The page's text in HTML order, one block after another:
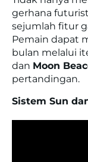
gerhana
sejumlah fitur
Pemain dapat
bulan melalui
dan Moon
pertandingan.
Sistem Sun